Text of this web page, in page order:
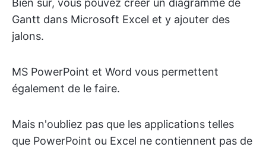
Bien sûr, vous pouvez créer un diagramme de
Gantt dans Microsoft Excel et y ajouter des
jalons.
MS PowerPoint et Word vous permettent
également de le faire.
Mais n'oubliez pas que les applications telles
que PowerPoint ou Excel ne contiennent pas de